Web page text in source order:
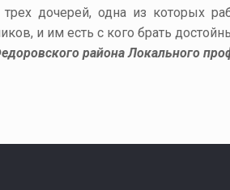
дочерей, одна из которых
и им есть с кого брать
района Локального